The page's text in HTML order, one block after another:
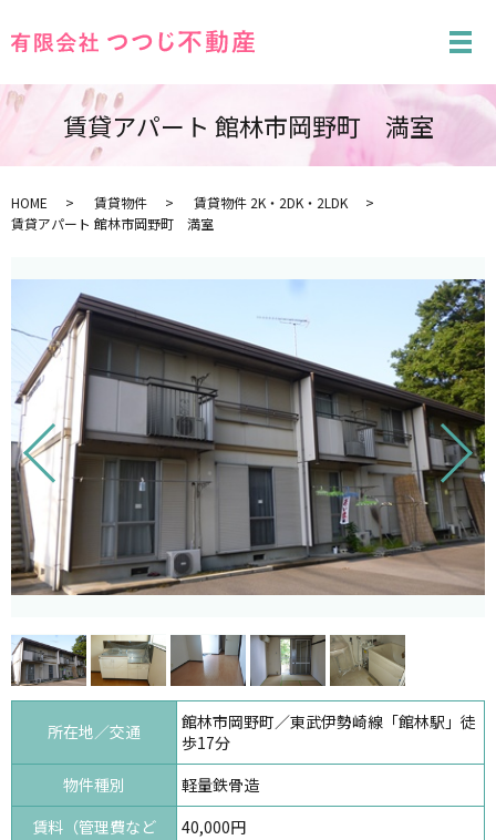
メ
賃貸アパート 館林市岡野町 満室
HOME 賃貸物件
賃貸物件 2K・2DK・2LDK
賃貸アパート 館林市岡野町 満室
所在地／交通
館林市岡野町／東武伊勢崎線「館林駅」徒
歩17分
物件種別
軽量鉄骨造
賃料（管理費など
40,000円